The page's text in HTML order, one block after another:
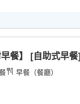
餐】 [自助式早餐]
早餐（餐廳）